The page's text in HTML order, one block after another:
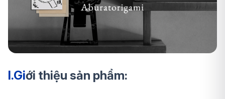
I.Giới thiệu sản phẩm: